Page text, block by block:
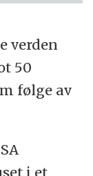
verden
50
følge av
i et